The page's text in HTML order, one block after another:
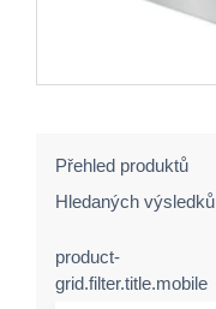
Přehled produktů
Hledaných výsledků
product-
grid.filter.title.mobile